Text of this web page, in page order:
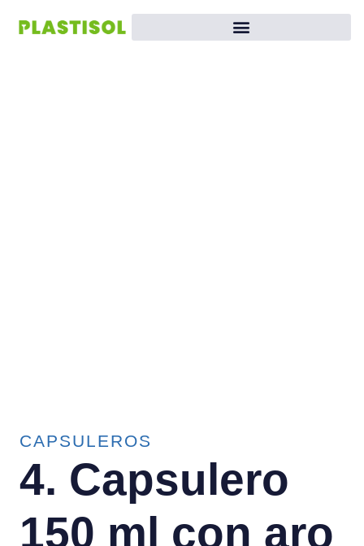
CAPSULEROS
4. Capsulero
150 ml con aro